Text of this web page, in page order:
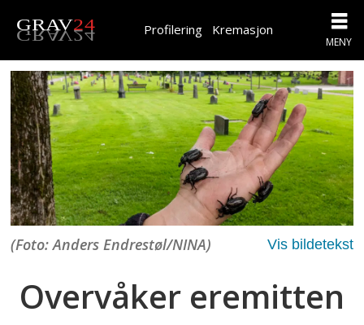
Profilering Kremasjon
(Foto: Anders Endrestøl/NINA)
Overvåker eremitten